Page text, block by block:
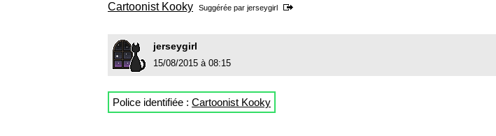
Cartoonist Kooky Suggérée par jerseygirl
jerseygirl
15/08/2015 à 08:15
Police identifiée : Cartoonist Kooky